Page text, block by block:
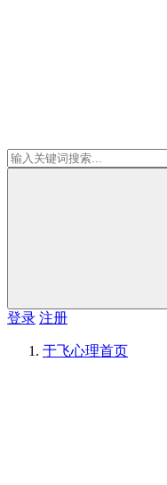
登录 注册
于飞心理首页